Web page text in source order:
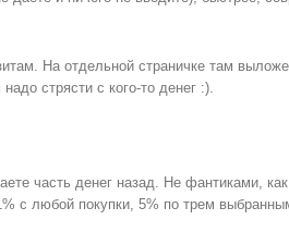
На отдельной страничке там
стрясти с кого-то денег :).
часть денег назад. Не фантиками,
с любой покупки, 5% по трем